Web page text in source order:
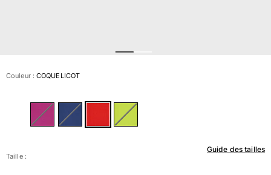
Grandes tailles
Couleur : COQUELICOT
Guide des tailles
Taille :